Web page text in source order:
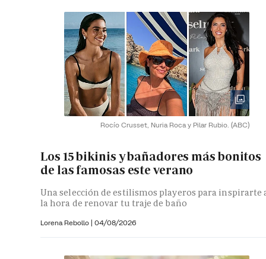
Rocío Crusset, Nuria Roca y Pilar Rubio. (ABC)
Los 15 bikinis y bañadores más bonitos
de las famosas este verano
Una selección de estilismos playeros para inspirarte
la hora de renovar tu traje de baño
Lorena Rebollo | 04/08/2026